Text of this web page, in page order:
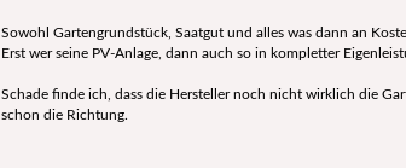
Sowohl Gartengrundstück, Saatgut und alles was dann an
Erst wer seine PV-Anlage, dann auch so in kompletter
Schade finde ich, dass die Hersteller noch nicht wirklich die
schon die Richtung.